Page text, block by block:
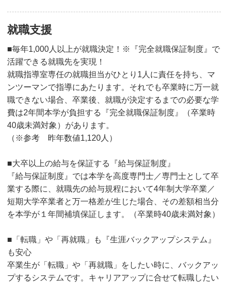
就職支援
■毎年1,000人以上が就職決定！※『完全就職保証制度』で
活躍できる就職先を実現！
就職指導室専任の就職担当がひとり1人に責任を持ち、マ
ンツーマンで指導にあたります。それでも卒業時に万一就
職できない場合、卒業後、就職が決定するまでの必要な学
費は2年間本学が負担する『完全就職保証制度』（卒業時
40歳未満対象）があります。
（※参考 昨年数値1,120人）
■大卒以上の給与を保証する『給与保証制度』
『給与保証制度』では本学を高度専門士／専門士として卒
業する際に、就職先の給与規程において4年制大学卒業／
短期大学卒業者と万一格差が生じた場合、その差額相当分
を本学が１年間補填保証します。（卒業時40歳未満対象）
■「転職」や「再就職」も『生涯バックアップシステム』
も安心
卒業生が「転職」や「再就職」をしたい時に、バックアッ
プするシステムです。キャリアアップに合せて転職したい